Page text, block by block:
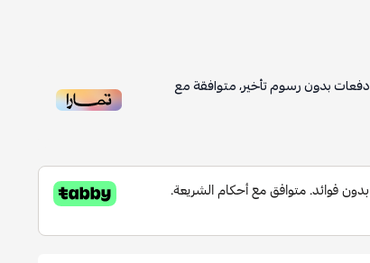
دفعات بدون رسوم تأخير، متوافقة مع